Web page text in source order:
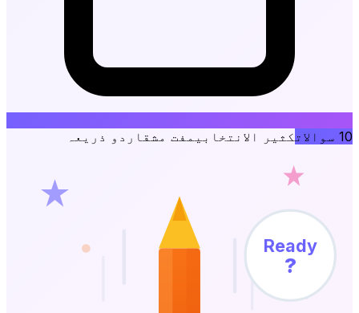
10 سوالات کثیر الانتخابی مفت مشق اردو ذریعہ
Ready
?